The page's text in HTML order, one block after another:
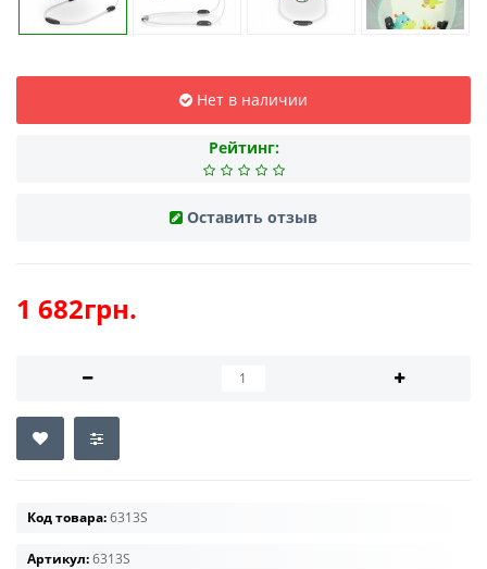
Нет в наличии
Рейтинг:
Оставить отзыв
1 682грн.
Код товара:6313S
Артикул:6313S